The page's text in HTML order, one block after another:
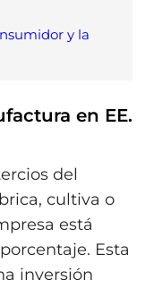
y la
en EE.
del
cultiva o
está
Esta
inversión